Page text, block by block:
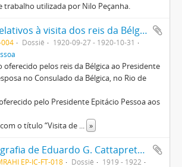
trabalho utilizada por Nilo Peçanha.
Documentos relativos à visita dos reis da Bélgica - Albert I e Elisabeth - ao Brasil
004 Dossiê
1920-09-27 - 1920-10-31
oferecido pelos reis da Bélgica ao Presidente
no Consulado da Bélgica, no Rio de
pelo Presidente Epitácio Pessoa aos
o título “Visita de ... »
Fotografia de Eduardo G. Cattapreta, Júlio Prestes, Comandante Raphael [Brusche?], Presidente Epitácio Pessoa, Coronel Marcolino Fagundes, entre outros
EP-IC-FT-018 Dossiê
1919 - 1922